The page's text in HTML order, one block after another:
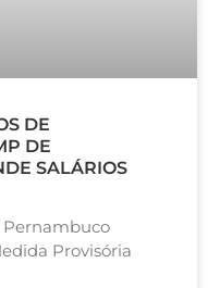
DE
DE
SALÁRIOS
Pernambuco
Provisória